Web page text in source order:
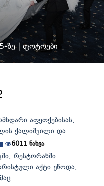
ზე | ფოტოები
აფეთქებისას,
ქალიშვილი და...
6011 ნახვა
რესტორანში
აქტი უწოდა,